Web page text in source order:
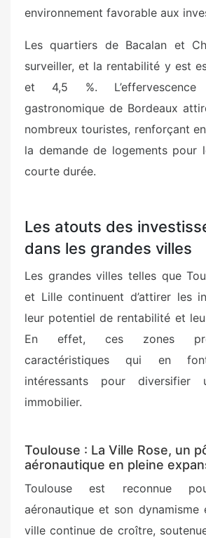
environnement favorable aux
Les quartiers de Bacalan et
surveiller, et la rentabilité y est
et 4,5 %.
gastronomique de Bordeaux
nombreux touristes, renforçant
la demande de logements pour
courte durée.
Les atouts des
dans les grandes villes
Les grandes villes telles que
et Lille continuent d’attirer les
leur potentiel de rentabilité et
En effet, ces zones
caractéristiques qui en
intéressants pour diversifier
immobilier.
Toulouse : La Ville Rose, un
aéronautique en pleine
Toulouse est reconnue
aéronautique et son dynamisme
ville continue de croître,